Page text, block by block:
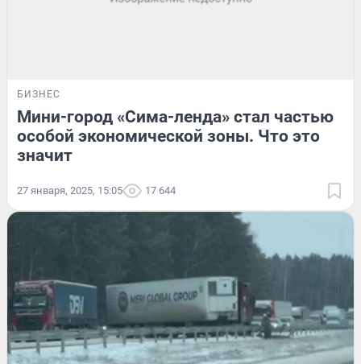
БИЗНЕС
Мини-город «Сима-ленда» стал частью
особой экономической зоны. Что это
значит
27 января, 2025, 15:05 17 644